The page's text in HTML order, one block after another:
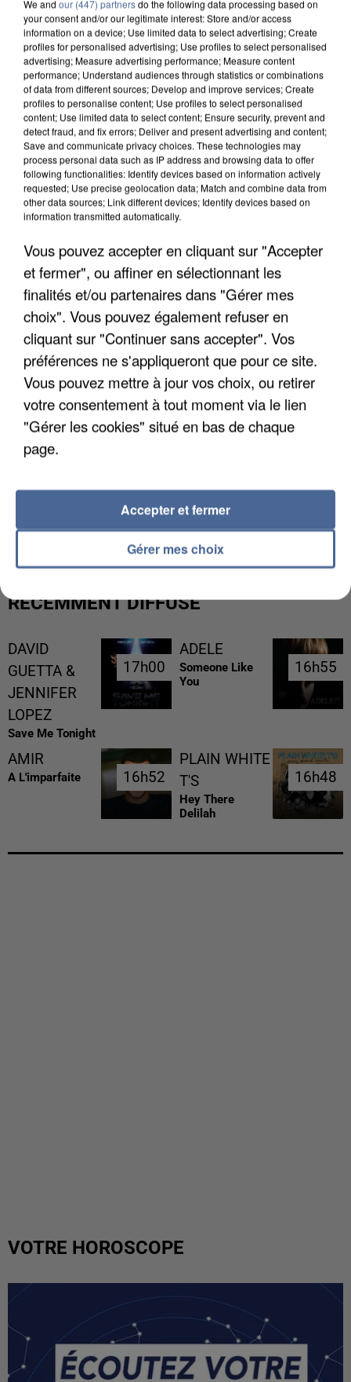
UNE TOURISTE DE L’OISE EMPORTÉE PAR UNE
COULÉE DE BOUE EN HAUTE-SAVOIE
LES DONNÉES DE 300 000 CLIENTS DÉROBÉES À
INTERMARCHÉ APRÈS UNE...
RÉCEMMENT DIFFUSÉ
DAVID
GUETTA &
JENNIFER
LOPEZ
Save Me Tonight
17h00
17h00
ADELE
Someone Like
You
16h55
16h55
AMIR
A L'imparfaite 16h52
16h52
PLAIN WHITE
T'S
Hey There
Delilah
16h48
16h48
VOTRE HOROSCOPE
We and our (447) partnersdo the following data processing based on
your consent and/or our legitimate interest: Store and/or access
information on a device; Use limited data to select advertising; Create
profiles for personalised advertising; Use profiles to select personalised
advertising; Measure advertising performance; Measure content
performance; Understand audiences through statistics or combinations
of data from different sources; Develop and improve services; Create
profiles to personalise content; Use profiles to select personalised
content; Use limited data to select content; Ensure security, prevent and
detect fraud, and fix errors; Deliver and present advertising and content;
Save and communicate privacy choices. These technologies may
process personal data such as IP address and browsing data to offer
following functionalities: Identify devices based on information actively
requested; Use precise geolocation data; Match and combine data from
other data sources; Link different devices; Identify devices based on
information transmitted automatically.
Vous pouvez accepter en cliquant sur "Accepter
et fermer", ou affiner en sélectionnant les
finalités et/ou partenaires dans "Gérer mes
choix". Vous pouvez également refuser en
cliquant sur "Continuer sans accepter". Vos
préférences ne s'appliqueront que pour ce site.
Vous pouvez mettre à jour vos choix, ou retirer
votre consentement à tout moment via le lien
"Gérer les cookies" situé en bas de chaque
page.
Gérer mes choix
Accepter et fermer